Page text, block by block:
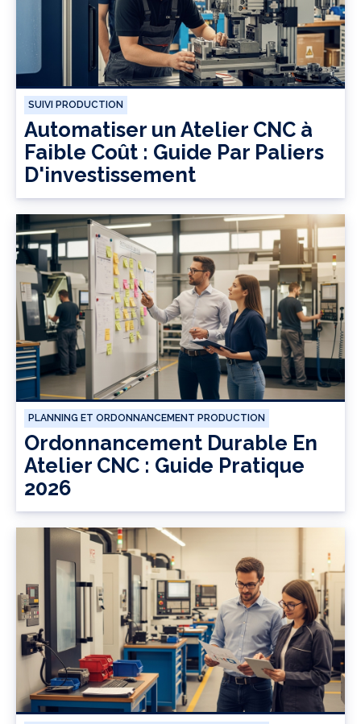
SUIVI PRODUCTION
Automatiser un Atelier CNC à
Faible Coût : Guide Par Paliers
D'investissement
PLANNING ET ORDONNANCEMENT PRODUCTION
Ordonnancement Durable En
Atelier CNC : Guide Pratique
2026